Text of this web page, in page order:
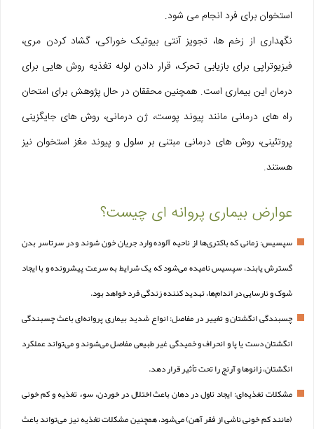
استخوان برای فرد انجام می شود.
نگهداری از زخم ها، تجویز آنتی بیوتیک خوراکی، گشاد کردن مری،
فیزیوتراپی برای بازیابی تحرک، قرار دادن لوله تغذیه روش هایی برای
درمان این بیماری است. همچنین محققان در حال پژوهش برای امتحان
راه های درمانی مانند پیوند پوست، ژن درمانی، روش های جایگزینی
پروتئینی، روش های درمانی مبتنی بر سلول و پیوند مغز استخوان نیز
هستند.
عوارض بیماری پروانه‌ ای چیست؟
سپسیس: زمانی که باکتری‌ها از ناحیه آلوده وارد جریان خون شوند و در سرتاسر بدن
گسترش یابند، سپسیس نامیده می‌شود که یک شرایط به سرعت پیشرونده و با ایجاد
شوک و نارسایی در اندام‌ها، تهدید کننده زندگی فرد خواهد بود.
چسبندگی انگشتان و تغییر در مفاصل: انواع شدید بیماری پروانه‌ای باعث چسبندگی
انگشتان دست یا پا و انحراف و خمیدگی غیر طبیعی مفاصل می‌شوند و می‌تواند عملکرد
انگشتان، زانوها و آرنج را تحت تأثیر قرار دهد.
مشکلات تغذیه‌ای: ایجاد تاول در دهان باعث اختلال در خوردن، سوء تغذیه و کم خونی
(مانند کم خونی ناشی از فقر آهن) می‌شود، همچنین مشکلات تغذیه نیز می‌تواند باعث